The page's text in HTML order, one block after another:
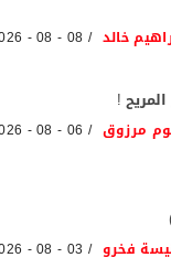
خالد 08 - 08 - 2026
!
مرزوق 06 - 08 - 2026
فخرو 03 - 08 - 2026